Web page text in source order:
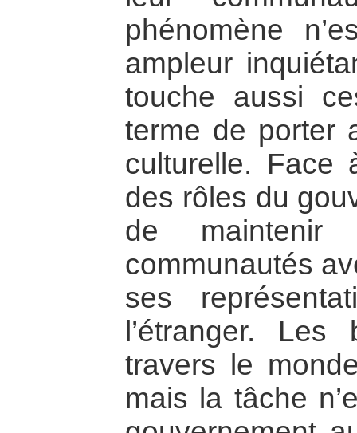
phénomène
ampleur
touche aussi
terme de porter
culturelle. Face
des rôles du
de
communautés
ses
l’étranger.
travers le
mais la tâche